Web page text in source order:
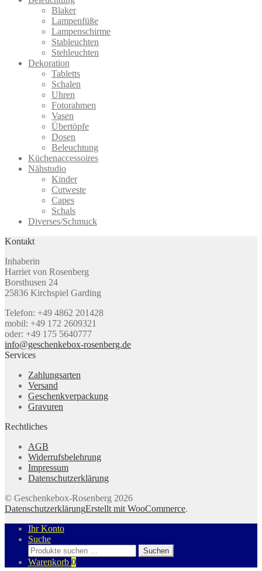
Blaker
Lampenfüße
Lampenschirme
Stableuchten
Stehleuchten
Dekoration
Tabletts
Schalen
Uhren
Fotorahmen
Vasen
Übertöpfe
Dosen
Beleuchtung
Küchenaccessoires
Nähstudio
Kinder
Cutweste
Capes
Schals
Diverses/Schmuck
Kontakt
Inhaberin
Harriet von Rosenberg
Borsthusen 24
25836 Kirchspiel Garding
Telefon: +49 4862 201428
mobil: +49 172 2609321
oder: +49 175 5640777
info@geschenkebox-rosenberg.de
Services
Zahlungsarten
Versand
Geschenkverpackung
Gravuren
Rechtliches
AGB
Widerrufsbelehrung
Impressum
Datenschutzerklärung
© Geschenkebox-Rosenberg 2026
DatenschutzerklärungErstellt mit WooCommerce.
Ihr Konto
Suche
Suchen
nach:
Suchen
Warenkorb 0